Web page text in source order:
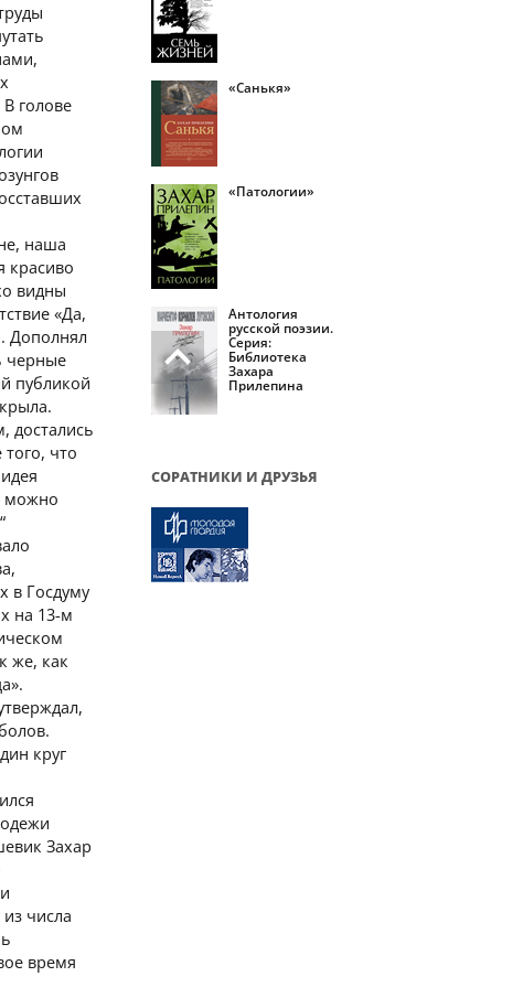
голове
наша
красиво
видны
«Да,
Дополнял
черные
публикой
достались
что
можно
в Госдуму
на 13-м
же, как
круг
Захар
числа
время
«Санькя»
«Патологии»
Антология
русской поэзии.
Серия:
Библиотека
Захара
Прилепина
СОРАТНИКИ И ДРУЗЬЯ